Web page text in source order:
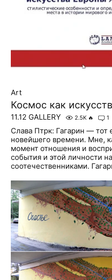
Art
Космос как
11.12 GALLERY 2.5K 🔥 1
Слава Птрк: Гагарин — тот
новейшего времени. Мне,
момент отношения и
события и этой личности
соотечественниками.